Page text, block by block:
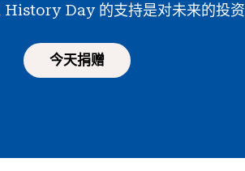
Day 的支持是对未来的投资
今天捐赠